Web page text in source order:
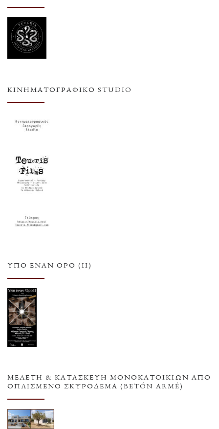
ΚΙΝΗΜΑΤΟΓΡΑΦΙΚΌ STUDIO
ΥΠΌ ΈΝΑΝ ΌΡΟ (ΙΙ)
ΜΕΛΕΤΗ & ΚΑΤΑΣΚΕΥΗ ΜΟΝΟΚΑΤΟΙΚΙΩΝ ΑΠΟ
ΟΠΛΙΣΜΕΝΟ ΣΚΥΡΟΔΕΜΑ (BETÓN ARMÉ)